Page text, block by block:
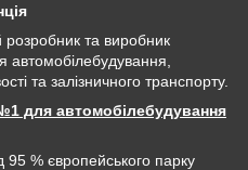
та виробник
автомобілебудування,
та залізничного транспорту.
для автомобілебудування
% європейського парку